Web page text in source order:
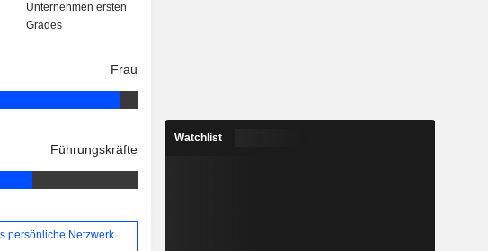
Unternehmen ersten
Grades
Frau
Führungskräfte
persönliche Netzwerk
Watchlist